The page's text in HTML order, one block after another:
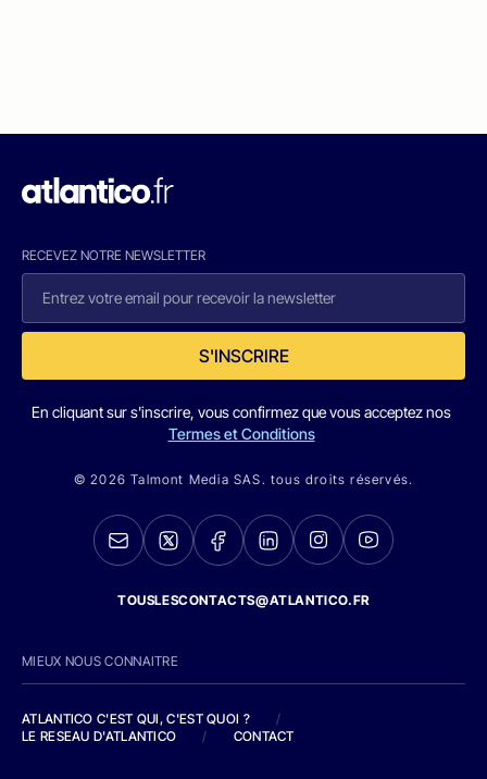
RECEVEZ NOTRE NEWSLETTER
S'INSCRIRE
En cliquant sur s'inscrire, vous confirmez que vous acceptez nos
Termes et Conditions
© 2026 Talmont Media SAS. tous droits réservés.
TOUSLESCONTACTS@ATLANTICO.FR
MIEUX NOUS CONNAITRE
ATLANTICO C'EST QUI, C'EST QUOI ?
/
LE RESEAU D'ATLANTICO
/ CONTACT